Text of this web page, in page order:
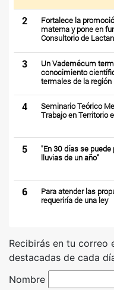
2
Fortalece la
materna y pone en
Consultorio de
3
Un Vademécum
conocimiento
termales de la región
4
Seminario Teórico
Trabajo en Territorio
5
"En 30 días se
lluvias de un año”
6
Para atender las
requeriría de una ley
Recibirás en tu correo
destacadas de cada
Nombre